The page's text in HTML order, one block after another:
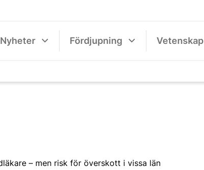
Nyheter Fördjupning Vetenskap